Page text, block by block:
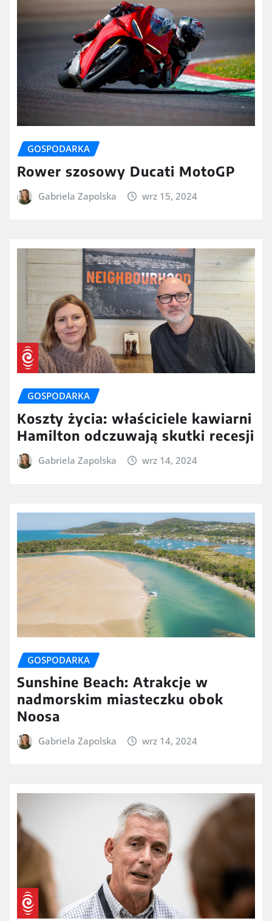
GOSPODARKA
Rower szosowy Ducati MotoGP
Gabriela Zapolska wrz 15, 2024
GOSPODARKA
Koszty życia: właściciele kawiarni
Hamilton odczuwają skutki recesji
Gabriela Zapolska wrz 14, 2024
GOSPODARKA
Sunshine Beach: Atrakcje w
nadmorskim miasteczku obok
Noosa
Gabriela Zapolska wrz 14, 2024